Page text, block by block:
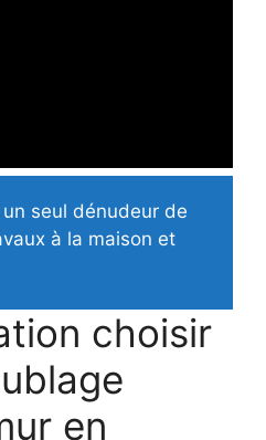
seul dénudeur de
à la maison et
choisir
en